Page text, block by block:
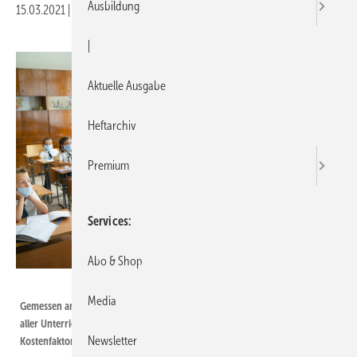
15.03.2021 Druckvorschau
Gemessen an den Ausgaben für öffentliche Schulen wäre die Ausrüstung
aller Unterrichtsräume mit einer maschinellen Lüftung ein sehr kleiner
Kostenfaktor.
Ausbildung
Aktuelle Ausgabe
Heftarchiv
Premium
Services
Abo & Shop
Media
Newsletter